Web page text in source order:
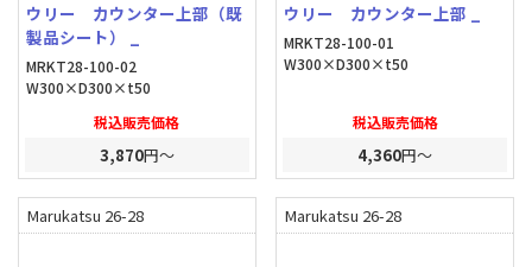
ウリー カウンター上部（既
製品シート） _
MRKT28-100-02
W300×D300×t50
税込販売価格
3,870円～
ウリー カウンター上部 _
MRKT28-100-01
W300×D300×t50
税込販売価格
4,360円～
Marukatsu 26-28 Marukatsu 26-28